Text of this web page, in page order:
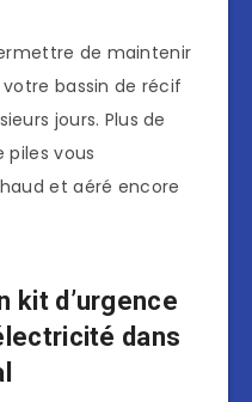
de maintenir
bassin de récif
jours. Plus de
vous
et aéré encore
kit d’urgence
dans